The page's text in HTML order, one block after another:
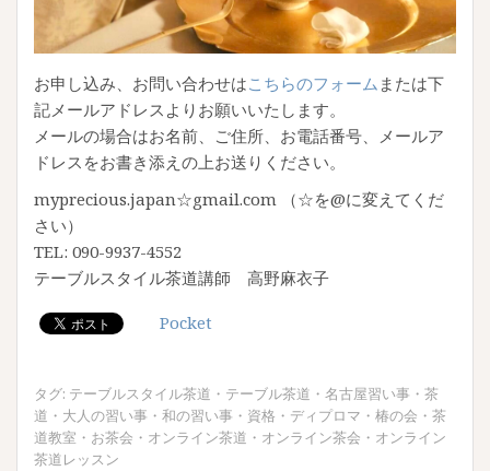
お申し込み、お問い合わせはこちらのフォーム または下
記メールアドレスよりお願いいたします。
メールの場合はお名前、ご住所、お電話番号、メールア
ドレスをお書き添えの上お送りください。
myprecious.japan☆gmail.com （☆を@に変えてくだ
さい）
TEL: 090-9937-4552
テーブルスタイル茶道講師 高野麻衣子
Pocket
タグ: テーブルスタイル茶道 ・ テーブル茶道 ・ 名古屋習い事 ・ 茶
道 ・ 大人の習い事 ・ 和の習い事 ・ 資格 ・ ディプロマ ・ 椿の会 ・ 茶
道教室 ・ お茶会 ・ オンライン茶道 ・ オンライン茶会 ・ オンライン
茶道レッスン